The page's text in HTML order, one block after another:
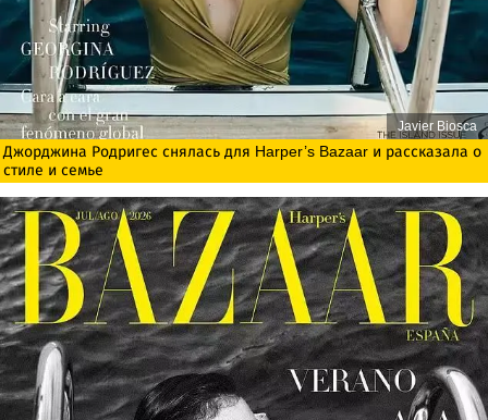
Javier Biosca
Джорджина Родригес снялась для Harper’s Bazaar и рассказала о
стиле и семье